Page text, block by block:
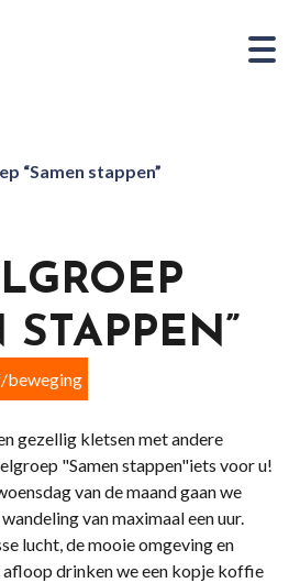
“Samen stappen”
STAPPEN”
beweging
gezellig kletsen met andere
"Samen stappen"iets voor u!
van de maand gaan we
van maximaal een uur.
lucht, de mooie omgeving en
afloop drinken we een kopje koffie